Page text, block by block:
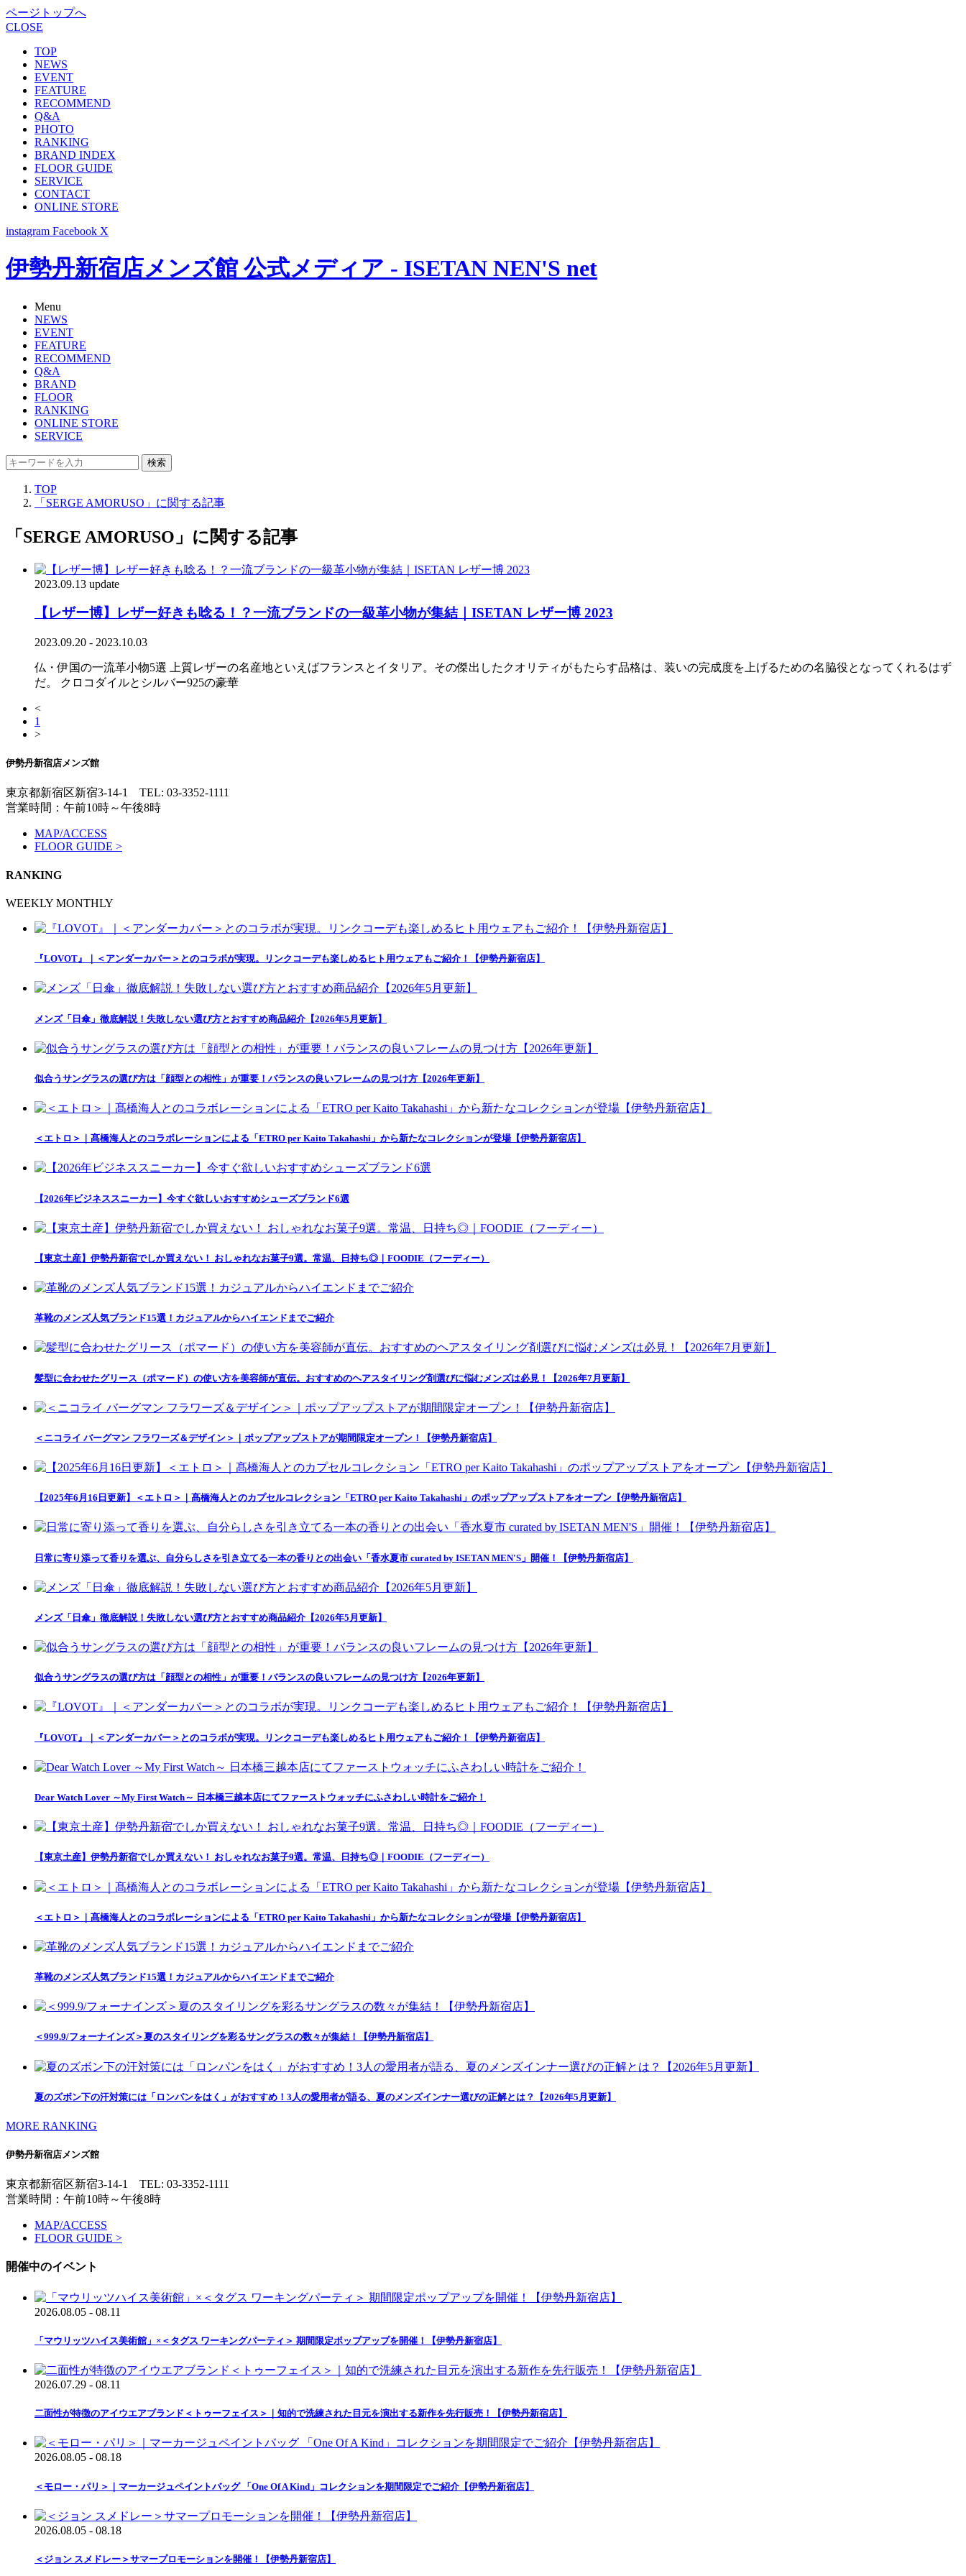
ページトップへ
CLOSE
TOP
NEWS
EVENT
FEATURE
RECOMMEND
Q&A
PHOTO
RANKING
BRAND INDEX
FLOOR GUIDE
SERVICE
CONTACT
ONLINE STORE
instagram Facebook X
伊勢丹新宿店メンズ館 公式メディア - ISETAN NEN'S net
Menu
NEWS
EVENT
FEATURE
RECOMMEND
Q&A
BRAND
FLOOR
RANKING
ONLINE STORE
SERVICE
検索
TOP
「SERGE AMORUSO」に関する記事
「SERGE AMORUSO」に関する記事
2023.09.13 update
【レザー博】レザー好きも唸る！？一流ブランドの一級革小物が集結｜ISETAN レザー博 2023
2023.09.20 - 2023.10.03
仏・伊国の一流革小物5選 上質レザーの名産地といえばフランスとイタリア。その傑出したクオリティがもたらす品格は、装いの完成度を上げるための名脇役となってくれるはず
だ。 クロコダイルとシルバー925の豪華
<
1
>
伊勢丹新宿店メンズ館
東京都新宿区新宿3-14-1 TEL: 03-3352-1111
営業時間：午前10時～午後8時
MAP/ACCESS
FLOOR GUIDE >
RANKING
WEEKLY MONTHLY
『LOVOT』｜＜アンダーカバー＞とのコラボが実現。リンクコーデも楽しめるヒト用ウェアもご紹介！【伊勢丹新宿店】
メンズ「日傘」徹底解説！失敗しない選び方とおすすめ商品紹介【2026年5月更新】
似合うサングラスの選び方は「顔型との相性」が重要！バランスの良いフレームの見つけ方【2026年更新】
＜エトロ＞｜髙橋海人とのコラボレーションによる「ETRO per Kaito Takahashi」から新たなコレクションが登場【伊勢丹新宿店】
【2026年ビジネススニーカー】今すぐ欲しいおすすめシューズブランド6選
【東京土産】伊勢丹新宿でしか買えない！ おしゃれなお菓子9選。常温、日持ち◎｜FOODIE（フーディー）
革靴のメンズ人気ブランド15選！カジュアルからハイエンドまでご紹介
髪型に合わせたグリース（ポマード）の使い方を美容師が直伝。おすすめのヘアスタイリング剤選びに悩むメンズは必見！【2026年7月更新】
＜ニコライ バーグマン フラワーズ＆デザイン＞｜ポップアップストアが期間限定オープン！【伊勢丹新宿店】
【2025年6月16日更新】＜エトロ＞｜髙橋海人とのカプセルコレクション「ETRO per Kaito Takahashi」のポップアップストアをオープン【伊勢丹新宿店】
日常に寄り添って香りを選ぶ、自分らしさを引き立てる一本の香りとの出会い「香水夏市 curated by ISETAN MEN'S」開催！【伊勢丹新宿店】
メンズ「日傘」徹底解説！失敗しない選び方とおすすめ商品紹介【2026年5月更新】
似合うサングラスの選び方は「顔型との相性」が重要！バランスの良いフレームの見つけ方【2026年更新】
『LOVOT』｜＜アンダーカバー＞とのコラボが実現。リンクコーデも楽しめるヒト用ウェアもご紹介！【伊勢丹新宿店】
Dear Watch Lover ～My First Watch～ 日本橋三越本店にてファーストウォッチにふさわしい時計をご紹介！
【東京土産】伊勢丹新宿でしか買えない！ おしゃれなお菓子9選。常温、日持ち◎｜FOODIE（フーディー）
＜エトロ＞｜髙橋海人とのコラボレーションによる「ETRO per Kaito Takahashi」から新たなコレクションが登場【伊勢丹新宿店】
革靴のメンズ人気ブランド15選！カジュアルからハイエンドまでご紹介
＜999.9/フォーナインズ＞夏のスタイリングを彩るサングラスの数々が集結！【伊勢丹新宿店】
夏のズボン下の汗対策には「ロンパンをはく」がおすすめ！3人の愛用者が語る、夏のメンズインナー選びの正解とは？【2026年5月更新】
MORE RANKING
伊勢丹新宿店メンズ館
東京都新宿区新宿3-14-1 TEL: 03-3352-1111
営業時間：午前10時～午後8時
MAP/ACCESS
FLOOR GUIDE >
開催中のイベント
2026.08.05 - 08.11
「マウリッツハイス美術館」×＜タグス ワーキングパーティ＞ 期間限定ポップアップを開催！【伊勢丹新宿店】
2026.07.29 - 08.11
二面性が特徴のアイウエアブランド＜トゥーフェイス＞｜知的で洗練された目元を演出する新作を先行販売！【伊勢丹新宿店】
2026.08.05 - 08.18
＜モロー・パリ＞｜マーカージュペイントバッグ 「One Of A Kind」コレクションを期間限定でご紹介【伊勢丹新宿店】
2026.08.05 - 08.18
＜ジョン スメドレー＞サマープロモーションを開催！【伊勢丹新宿店】